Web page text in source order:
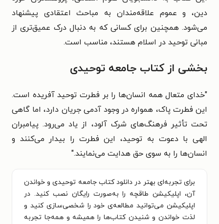
دین، و عموم علاقه‌مندان به مباحث اعتقادی پیشنهاد
می‌شود. همچنین برای کسانی که به دنبال درک عمیق‌تری از
مبانی توحید در اسلام هستند، مناسب است.
بخشی از کتاب جامعه توحیدی
"خدای متعال همه انسان‌ها را بر فطرت توحید آفریده است.
این فطرت پاک، همواره در وجود آدمی جریان دارد، اما گاهی
تحت تأثیر فرهنگ‌های شرک آلود، از یاد می‌رود. پیامبران
الهی با دعوت به توحید، این فطرت را بیدار می‌کنند و
انسان‌ها را به سوی حق هدایت می‌نمایند."
برای تجربه‌ای بهتر در دانلود کتاب جامعه توحیدی و خواندن
آن، اپلیکیشن طاقچه را به‌صورت رایگان نصب کنید. در
اپلیکیشن می‌توانید مطالعه‌ی خود را شخصی‌سازی کنید و
لذت خواندن و شنیدن کتاب‌ها را همیشه و همه‌جا تجربه